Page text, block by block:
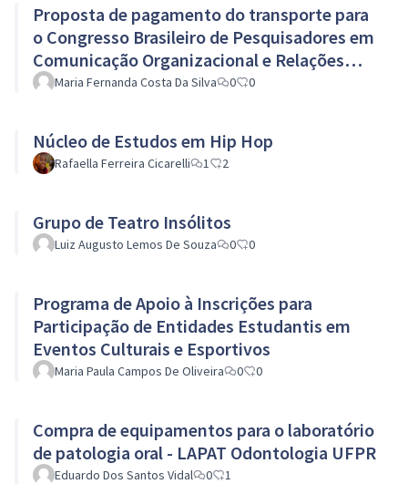
Proposta de pagamento do transporte para
o Congresso Brasileiro de Pesquisadores em
Comunicação Organizacional e Relações
Públicas
Maria Fernanda Costa Da Silva 0 0
Núcleo de Estudos em Hip Hop
Rafaella Ferreira Cicarelli 1 2
Grupo de Teatro Insólitos
Luiz Augusto Lemos De Souza 0 0
Programa de Apoio à Inscrições para
Participação de Entidades Estudantis em
Eventos Culturais e Esportivos
Maria Paula Campos De Oliveira 0 0
Compra de equipamentos para o laboratório
de patologia oral - LAPAT Odontologia UFPR
Eduardo Dos Santos Vidal 0 1